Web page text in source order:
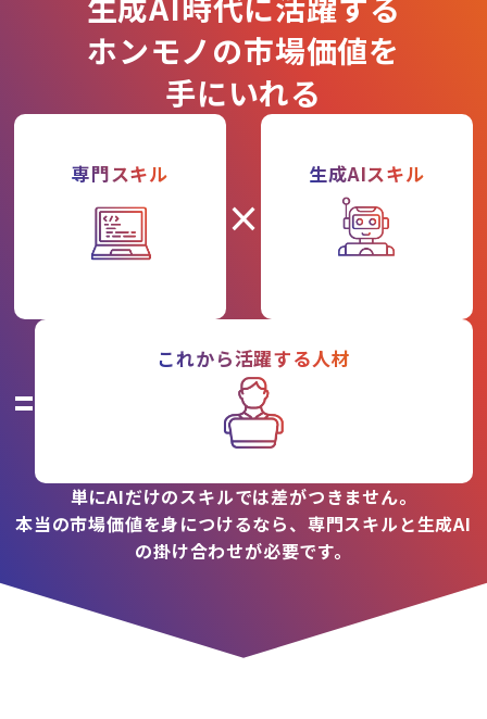
ホンモノの市場価値を
手にいれる
専門スキル
×
生成AIスキル
=
これから活躍する人材
単にAIだけのスキルでは差がつきません。
本当の市場価値を身につけるなら、専門スキルと生成AI
の掛け合わせが必要です。